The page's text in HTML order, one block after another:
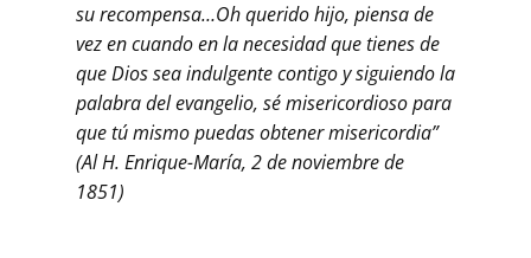
su recompensa…Oh querido hijo, piensa de
vez en cuando en la necesidad que tienes de
que Dios sea indulgente contigo y siguiendo la
palabra del evangelio, sé misericordioso para
que tú mismo puedas obtener misericordia”
(Al H. Enrique-María, 2 de noviembre de
1851)